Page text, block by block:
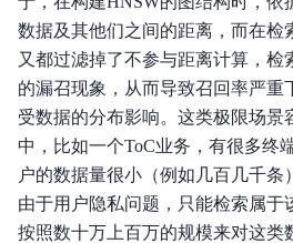
数据及其他们之间的距离，而在检
又都过滤掉了不参与距离计算，检
的漏召现象，从而导致召回率严重
受数据的分布影响。这类极限场景
中，比如一个ToC业务，有很多终
户的数据量很小（例如几百几千条
由于用户隐私问题，只能检索属于
按照数十万上百万的规模来对这类